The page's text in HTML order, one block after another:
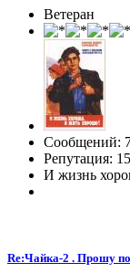
Ветеран
Сообщений:
Репутация:
И жизнь
Re:Чайка-2 . Прошу